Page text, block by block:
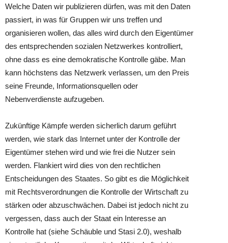
Welche Daten wir publizieren dürfen, was mit den Daten
passiert, in was für Gruppen wir uns treffen und
organisieren wollen, das alles wird durch den Eigentümer
des entsprechenden sozialen Netzwerkes kontrolliert,
ohne dass es eine demokratische Kontrolle gäbe. Man
kann höchstens das Netzwerk verlassen, um den Preis
seine Freunde, Informationsquellen oder
Nebenverdienste aufzugeben.
Zukünftige Kämpfe werden sicherlich darum geführt
werden, wie stark das Internet unter der Kontrolle der
Eigentümer stehen wird und wie frei die Nutzer sein
werden. Flankiert wird dies von den rechtlichen
Entscheidungen des Staates. So gibt es die Möglichkeit
mit Rechtsverordnungen die Kontrolle der Wirtschaft zu
stärken oder abzuschwächen. Dabei ist jedoch nicht zu
vergessen, dass auch der Staat ein Interesse an
Kontrolle hat (siehe Schäuble und Stasi 2.0), weshalb